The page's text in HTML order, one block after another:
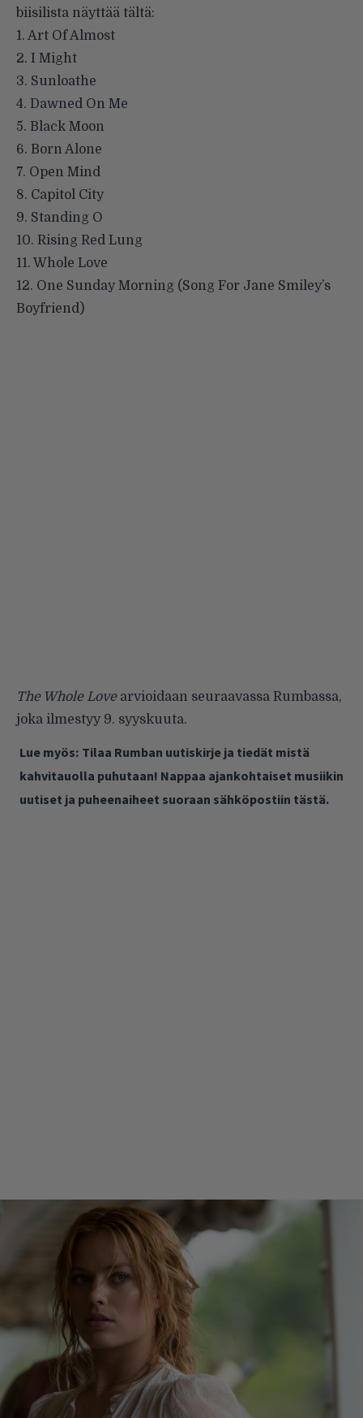
biisilista näyttää tältä:
1. Art Of Almost
2. I Might
3. Sunloathe
4. Dawned On Me
5. Black Moon
6. Born Alone
7. Open Mind
8. Capitol City
9. Standing O
10. Rising Red Lung
11. Whole Love
12. One Sunday Morning (Song For Jane Smiley’s
Boyfriend)
The Whole Lovearvioidaan seuraavassa Rumbassa,
joka ilmestyy 9. syyskuuta.
Lue myös: Tilaa Rumban uutiskirje ja tiedät mistä
kahvitauolla puhutaan! Nappaa ajankohtaiset musiikin
uutiset ja puheenaiheet suoraan sähköpostiin tästä.